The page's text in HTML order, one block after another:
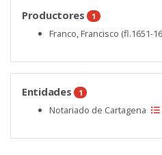
Productores 1
Franco, Francisco (fl.1651-
Entidades 1
Notariado de Cartagena